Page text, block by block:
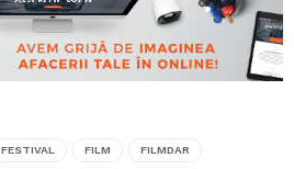
FESTIVAL FILM FILMDAR